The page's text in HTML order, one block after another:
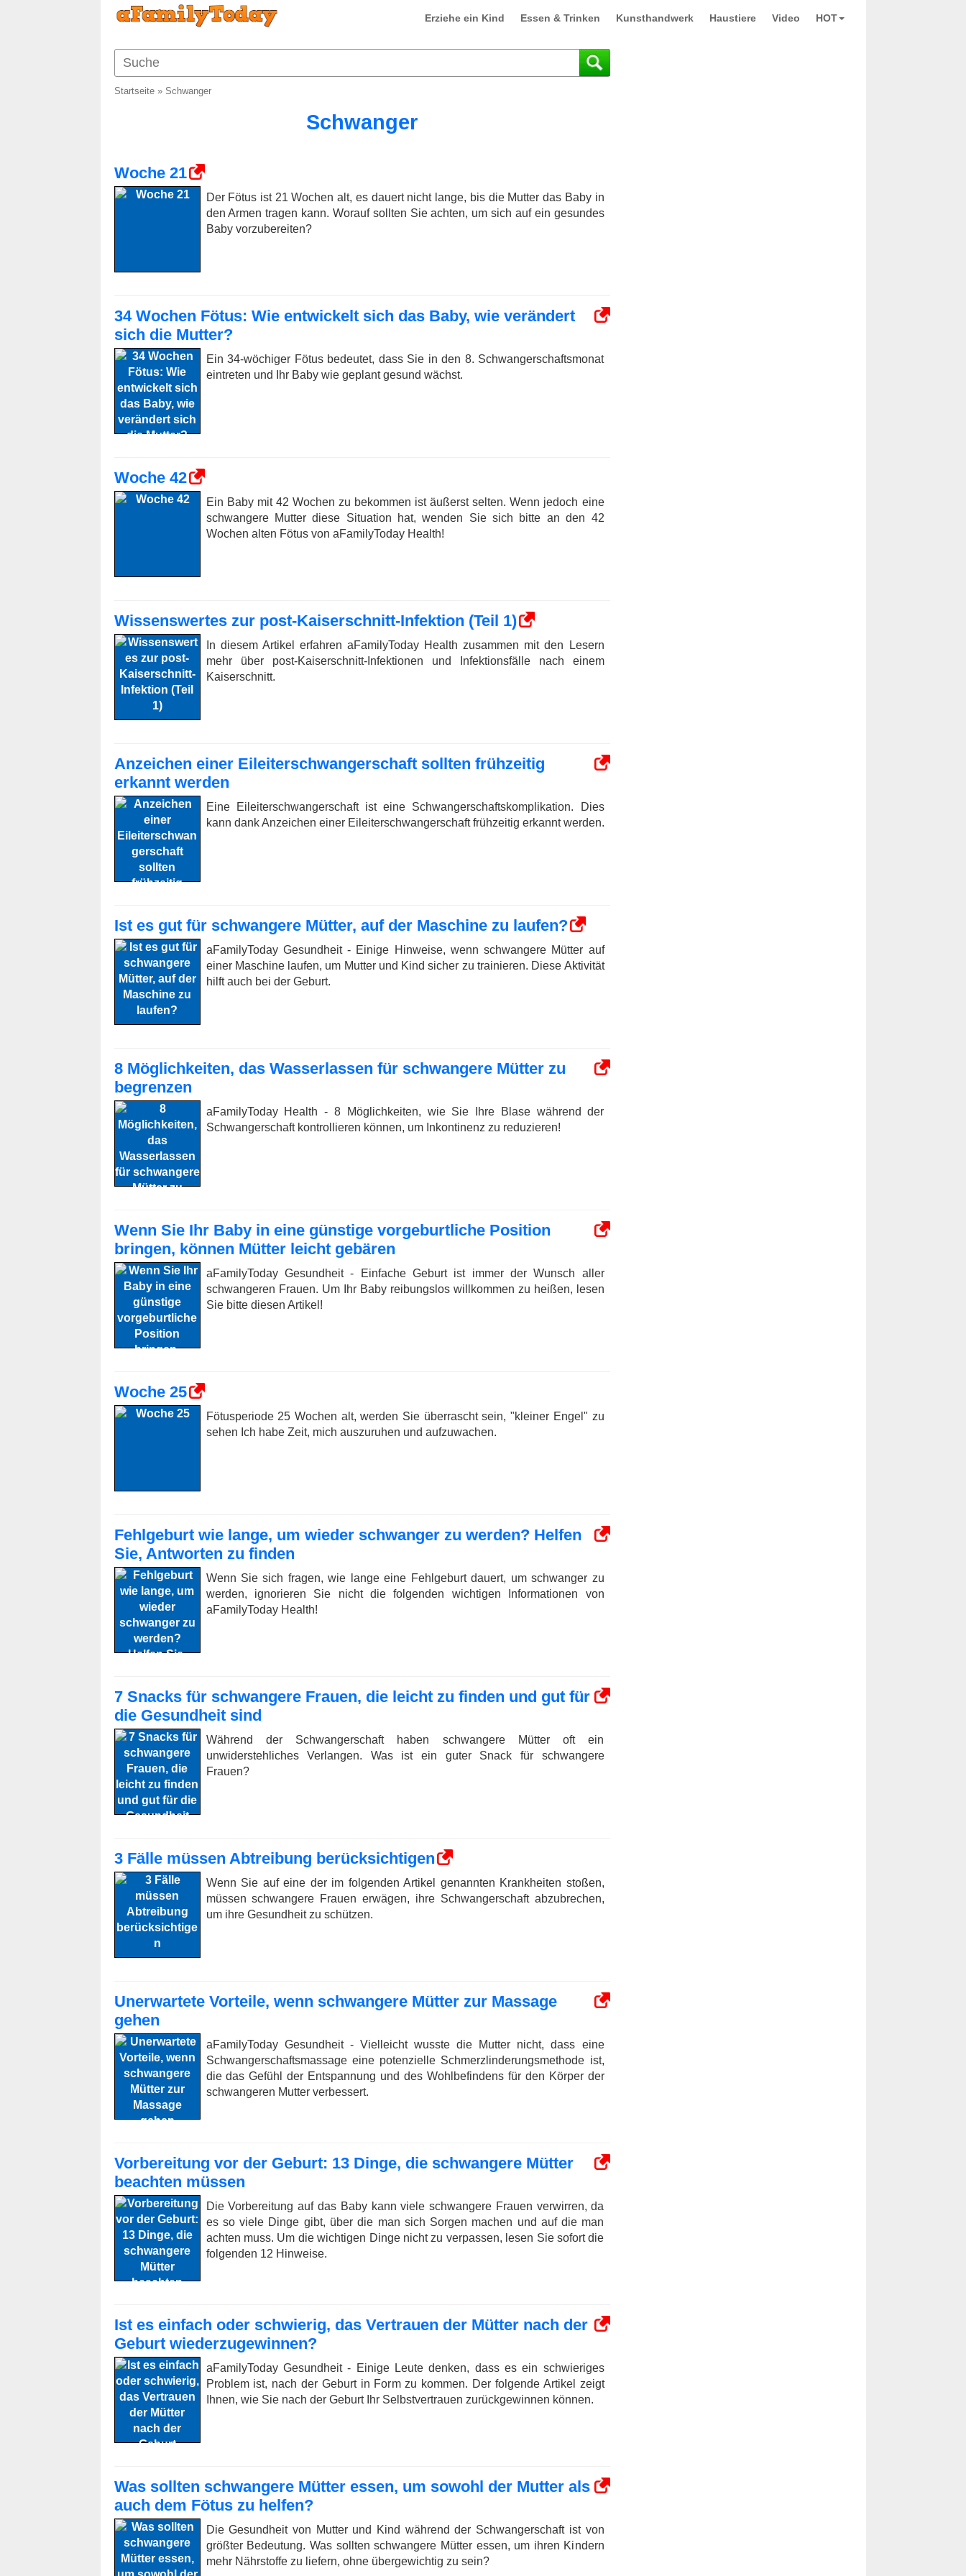
Erziehe ein Kind Essen & Trinken Kunsthandwerk Haustiere Video HOT
Startseite» Schwanger
Schwanger
Woche 21
Der Fötus ist 21 Wochen alt, es dauert nicht lange, bis die Mutter das Baby in
den Armen tragen kann. Worauf sollten Sie achten, um sich auf ein gesundes
Baby vorzubereiten?
34 Wochen Fötus: Wie entwickelt sich das Baby, wie verändert
sich die Mutter?
Ein 34-wöchiger Fötus bedeutet, dass Sie in den 8. Schwangerschaftsmonat
eintreten und Ihr Baby wie geplant gesund wächst.
Woche 42
Ein Baby mit 42 Wochen zu bekommen ist äußerst selten. Wenn jedoch eine
schwangere Mutter diese Situation hat, wenden Sie sich bitte an den 42
Wochen alten Fötus von aFamilyToday Health!
Wissenswertes zur post-Kaiserschnitt-Infektion (Teil 1)
In diesem Artikel erfahren aFamilyToday Health zusammen mit den Lesern
mehr über post-Kaiserschnitt-Infektionen und Infektionsfälle nach einem
Kaiserschnitt.
Anzeichen einer Eileiterschwangerschaft sollten frühzeitig
erkannt werden
Eine Eileiterschwangerschaft ist eine Schwangerschaftskomplikation. Dies
kann dank Anzeichen einer Eileiterschwangerschaft frühzeitig erkannt werden.
Ist es gut für schwangere Mütter, auf der Maschine zu laufen?
aFamilyToday Gesundheit - Einige Hinweise, wenn schwangere Mütter auf
einer Maschine laufen, um Mutter und Kind sicher zu trainieren. Diese Aktivität
hilft auch bei der Geburt.
8 Möglichkeiten, das Wasserlassen für schwangere Mütter zu
begrenzen
aFamilyToday Health - 8 Möglichkeiten, wie Sie Ihre Blase während der
Schwangerschaft kontrollieren können, um Inkontinenz zu reduzieren!
Wenn Sie Ihr Baby in eine günstige vorgeburtliche Position
bringen, können Mütter leicht gebären
aFamilyToday Gesundheit - Einfache Geburt ist immer der Wunsch aller
schwangeren Frauen. Um Ihr Baby reibungslos willkommen zu heißen, lesen
Sie bitte diesen Artikel!
Woche 25
Fötusperiode 25 Wochen alt, werden Sie überrascht sein, "kleiner Engel" zu
sehen Ich habe Zeit, mich auszuruhen und aufzuwachen.
Fehlgeburt wie lange, um wieder schwanger zu werden? Helfen
Sie, Antworten zu finden
Wenn Sie sich fragen, wie lange eine Fehlgeburt dauert, um schwanger zu
werden, ignorieren Sie nicht die folgenden wichtigen Informationen von
aFamilyToday Health!
7 Snacks für schwangere Frauen, die leicht zu finden und gut für
die Gesundheit sind
Während der Schwangerschaft haben schwangere Mütter oft ein
unwiderstehliches Verlangen. Was ist ein guter Snack für schwangere
Frauen?
3 Fälle müssen Abtreibung berücksichtigen
Wenn Sie auf eine der im folgenden Artikel genannten Krankheiten stoßen,
müssen schwangere Frauen erwägen, ihre Schwangerschaft abzubrechen,
um ihre Gesundheit zu schützen.
Unerwartete Vorteile, wenn schwangere Mütter zur Massage
gehen
aFamilyToday Gesundheit - Vielleicht wusste die Mutter nicht, dass eine
Schwangerschaftsmassage eine potenzielle Schmerzlinderungsmethode ist,
die das Gefühl der Entspannung und des Wohlbefindens für den Körper der
schwangeren Mutter verbessert.
Vorbereitung vor der Geburt: 13 Dinge, die schwangere Mütter
beachten müssen
Die Vorbereitung auf das Baby kann viele schwangere Frauen verwirren, da
es so viele Dinge gibt, über die man sich Sorgen machen und auf die man
achten muss. Um die wichtigen Dinge nicht zu verpassen, lesen Sie sofort die
folgenden 12 Hinweise.
Ist es einfach oder schwierig, das Vertrauen der Mütter nach der
Geburt wiederzugewinnen?
aFamilyToday Gesundheit - Einige Leute denken, dass es ein schwieriges
Problem ist, nach der Geburt in Form zu kommen. Der folgende Artikel zeigt
Ihnen, wie Sie nach der Geburt Ihr Selbstvertrauen zurückgewinnen können.
Was sollten schwangere Mütter essen, um sowohl der Mutter als
auch dem Fötus zu helfen?
Die Gesundheit von Mutter und Kind während der Schwangerschaft ist von
größter Bedeutung. Was sollten schwangere Mütter essen, um ihren Kindern
mehr Nährstoffe zu liefern, ohne übergewichtig zu sein?